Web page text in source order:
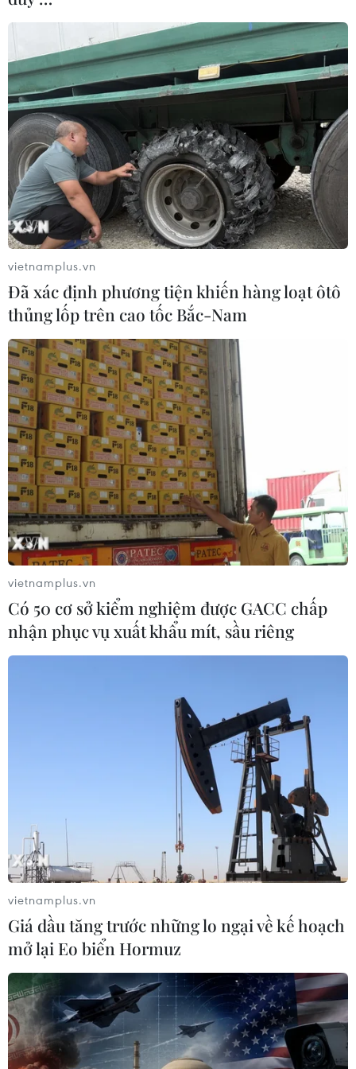
TIN CÙNG CHUYÊN MỤC
Tổng thống Mỹ Donald Trump nói
còn quá sớm để bàn về người kế
nhiệm
vietnamplus.vn
Đã xác định phương tiện khiến hàng loạt ôtô
thủng lốp trên cao tốc Bắc-Nam
vietnamplus.vn
Có 50 cơ sở kiểm nghiệm được GACC chấp
nhận phục vụ xuất khẩu mít, sầu riêng
vietnamplus.vn
Giá dầu tăng trước những lo ngại về kế hoạch
mở lại Eo biển Hormuz